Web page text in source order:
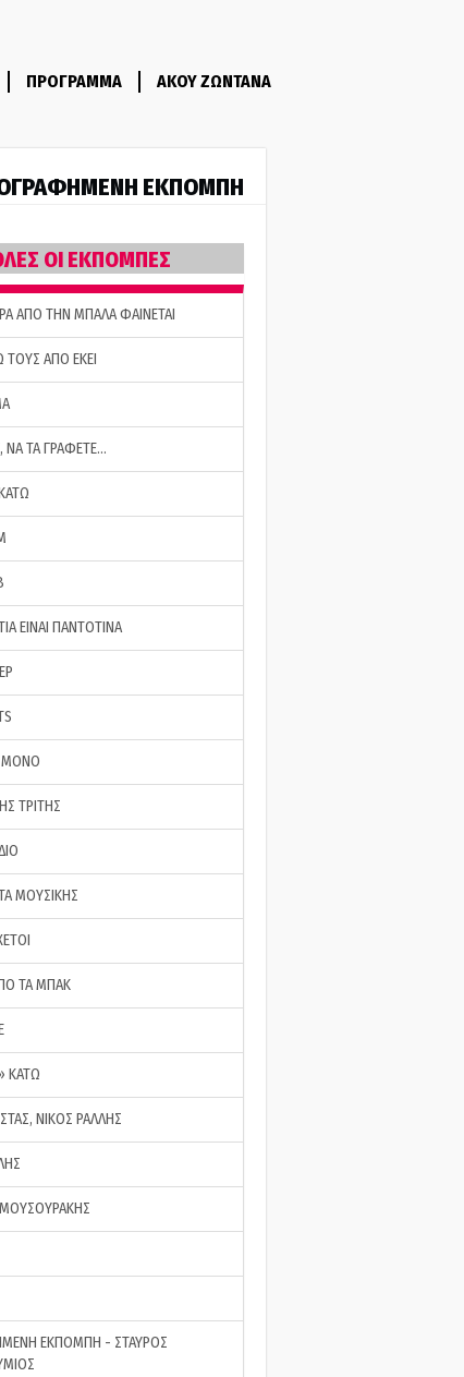
ΠΡΟΓΡΑΜΜΑ ΑΚΟΥ ΖΩΝΤΑΝΑ
ΕΚΠΟΜΠΗ
ΟΙ ΕΚΠΟΜΠΕΣ
ΑΠΟ ΤΗΝ ΜΠΑΛΑ ΦΑΙΝΕΤΑΙ
ΤΟΥΣ ΑΠΟ ΕΚΕΙ
ΝΑ ΤΑ ΓΡΑΦΕΤΕ…
ΕΙΝΑΙ ΠΑΝΤΟΤΙΝΑ
ΜΟΝΟ
ΤΡΙΤΗΣ
ΜΟΥΣΙΚΗΣ
ΤΑ ΜΠΑΚ
ΚΑΤΩ
ΝΙΚΟΣ ΡΑΛΛΗΣ
ΕΚΠΟΜΠΗ - ΣΤΑΥΡΟΣ